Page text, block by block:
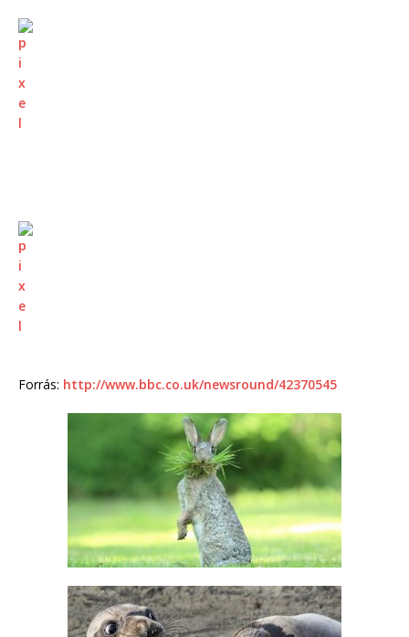
Forrás: http://www.bbc.co.uk/newsround/42370545